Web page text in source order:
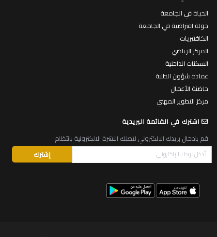
الحياة في الجامعة
جولة افتراضية في الجامعة
الكافتيريات
المركز الرياضي
السكنات الداخلية
عمادة شؤون الطلبة
حاضنة الأعمال
مركز التطوير المهني
اشترك في القائمة البريدية
قم بادخال بريدك الالكتروني لتصلك النشرة الالكترونية بانتظام